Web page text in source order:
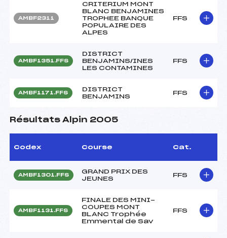
AMBF2311
CRITERIUM MONT
BLANC BENJAMINES
TROPHEE BANQUE
POPULAIRE DES
ALPES
FFS
AMBF1351.FFS
DISTRICT
BENJAMINS/INES
LES CONTAMINES
FFS
AMBF1171.FFS
DISTRICT
BENJAMINS
FFS
Résultats Alpin 2005
Codex Course Cat.
AMBF1301.FFS
GRAND PRIX DES
JEUNES
FFS
AMBF1131.FFS
FINALE DES MINI-
COUPES MONT
BLANC Trophée
Emmental de Sav
FFS